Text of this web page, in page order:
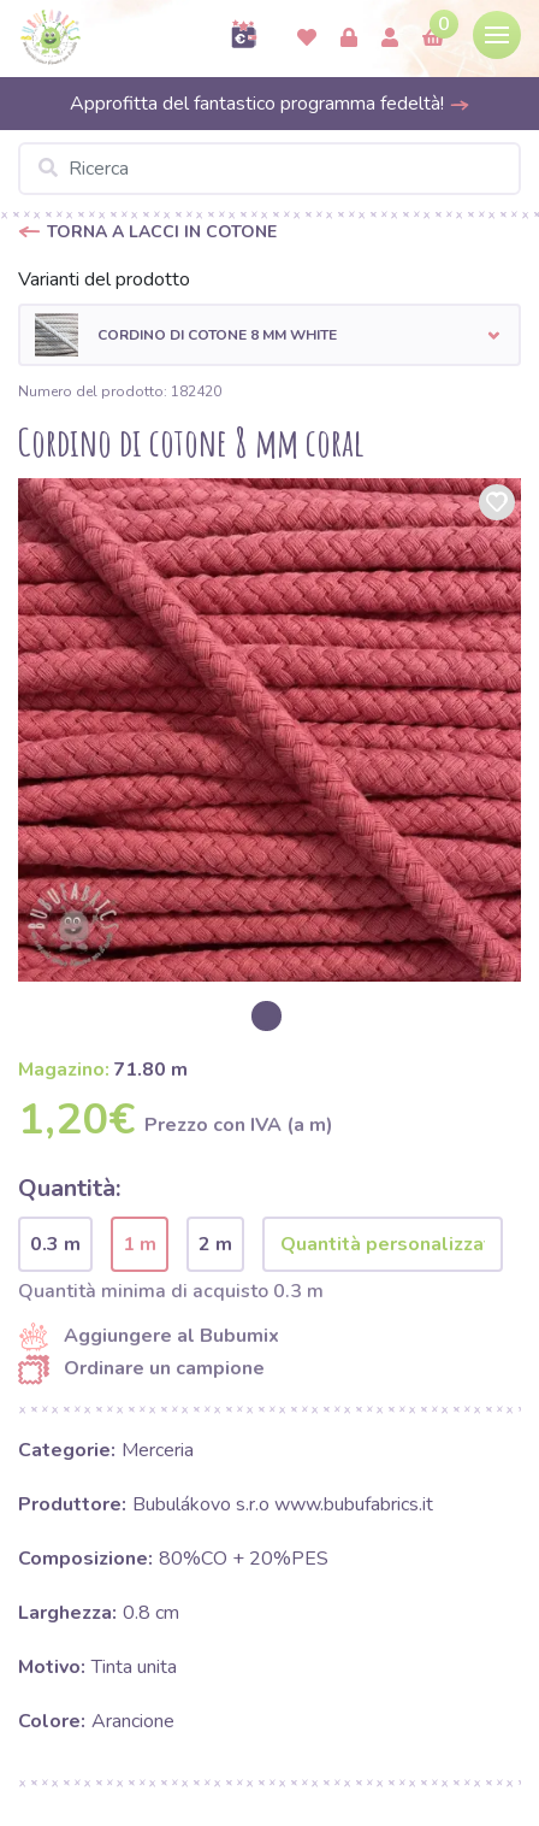
0
Approfitta del fantastico programma fedeltà!
TORNA A LACCI IN COTONE
Varianti del prodotto
CORDINO DI COTONE 8 MM WHITE
Numero del prodotto: 182420
Cordino di cotone 8 mm coral
Magazino: 71.80 m
1,20€ Prezzo con IVA (a m)
Quantità:
0.3 m 1 m
2 m
Quantità minima di acquisto 0.3 m
Aggiungere al Bubumix
Ordinare un campione
Categorie: Merceria
Produttore: Bubulákovo s.r.o www.bubufabrics.it
Composizione: 80%CO + 20%PES
Larghezza: 0.8 cm
Motivo: Tinta unita
Colore: Arancione